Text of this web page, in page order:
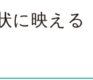
に映え